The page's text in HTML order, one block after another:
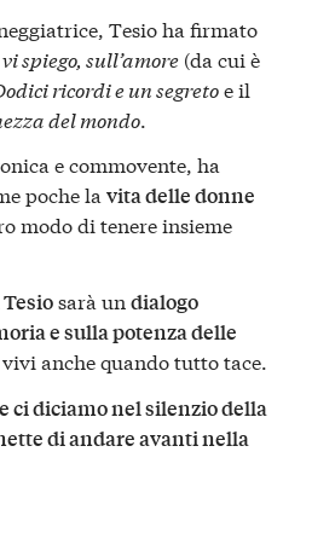
Tesio ha firmato
spiego, sull’amore (da cui è
ricordi e un segretoe il
del mondo.
e commovente, ha
poche la vita delle donne
modo di tenere insieme
sarà un dialogo
e sulla potenza delle
anche quando tutto tace.
ci diciamo nel silenzio della
di andare avanti nella